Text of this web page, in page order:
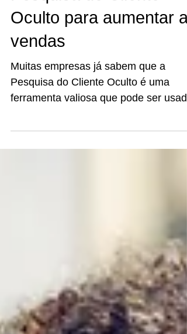
5 maneiras de usar a
Pesquisa do Cliente
Oculto para aumentar as
vendas
Pesquisa do Cliente Oculto é uma
ferramenta valiosa que pode ser usada